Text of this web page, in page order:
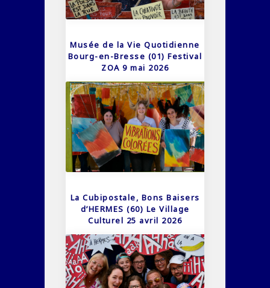
Musée de la Vie Quotidienne
Bourg-en-Bresse (01) Festival
ZOA 9 mai 2026
La Cubipostale, Bons Baisers
d’HERMES (60) Le Village
Culturel 25 avril 2026